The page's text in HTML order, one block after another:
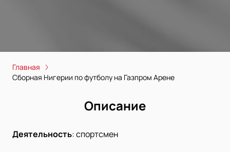
Главная
Сборная Нигерии по футболу на Газпром Арене
Описание
Деятельность:спортсмен